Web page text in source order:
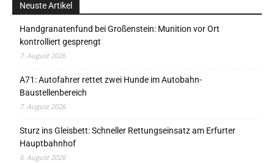
Neuste Artikel
Handgranatenfund bei Großenstein: Munition vor Ort
kontrolliert gesprengt
7. August 2026
A71: Autofahrer rettet zwei Hunde im Autobahn-
Baustellenbereich
7. August 2026
Sturz ins Gleisbett: Schneller Rettungseinsatz am Erfurter
Hauptbahnhof
6. August 2026